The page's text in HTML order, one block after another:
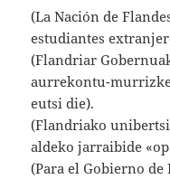
(La Nación de
estudiantes
(Flandriar
aurrekontu-
eutsi die).
(Flandriako
aldeko jarraibide
(Para el Gobierno de